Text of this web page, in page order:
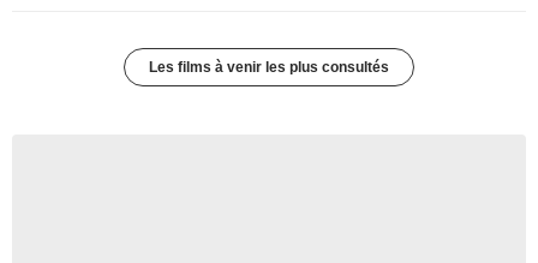
Les films à venir les plus consultés